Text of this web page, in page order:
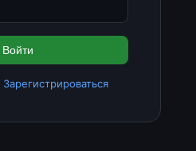
Войти
Зарегистрироваться